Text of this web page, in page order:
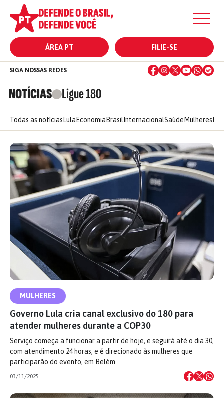
ÁREA PT FILIE-SE
NOTÍCIAS Ligue 180
SIGA NOSSAS REDES
Todas as notícias Lula Economia Brasil InternacionalSaúde Mulheres
MULHERES
Governo Lula cria canal exclusivo do 180 para
atender mulheres durante a COP30
Serviço começa a funcionar a partir de hoje, e seguirá até o dia 30,
com atendimento 24 horas, e é direcionado às mulheres que
participarão do evento, em Belém
03/11/2025